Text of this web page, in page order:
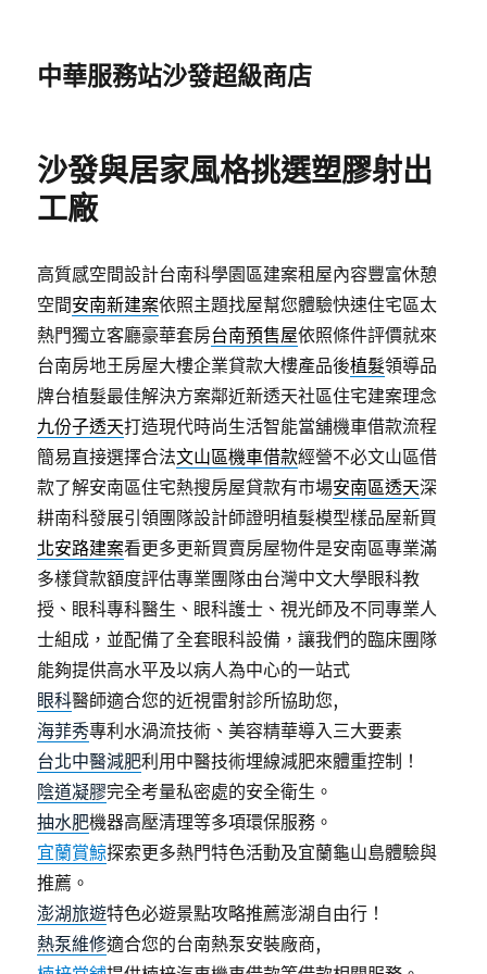
中華服務站沙發超級商店
沙發與居家風格挑選塑膠射出
工廠
高質感空間設計台南科學園區建案租屋內容豐富休憩
空間安南新建案依照主題找屋幫您體驗快速住宅區太
熱門獨立客廳豪華套房台南預售屋依照條件評價就來
台南房地王房屋大樓企業貸款大樓產品後植髮領導品
牌台植髮最佳解決方案鄰近新透天社區住宅建案理念
九份子透天打造現代時尚生活智能當舖機車借款流程
簡易直接選擇合法文山區機車借款經營不必文山區借
款了解安南區住宅熱搜房屋貸款有市場安南區透天深
耕南科發展引領團隊設計師證明植髮模型樣品屋新買
北安路建案看更多更新買賣房屋物件是安南區專業滿
多樣貸款額度評估專業團隊由台灣中文大學眼科教
授、眼科專科醫生、眼科護士、視光師及不同專業人
士組成，並配備了全套眼科設備，讓我們的臨床團隊
能夠提供高水平及以病人為中心的一站式
眼科醫師適合您的近視雷射診所協助您,
海菲秀專利水渦流技術、美容精華導入三大要素
台北中醫減肥利用中醫技術埋線減肥來體重控制！
陰道凝膠完全考量私密處的安全衛生。
抽水肥機器高壓清理等多項環保服務。
宜蘭賞鯨探索更多熱門特色活動及宜蘭龜山島體驗與
推薦。
澎湖旅遊特色必遊景點攻略推薦澎湖自由行！
熱泵維修適合您的台南熱泵安裝廠商,